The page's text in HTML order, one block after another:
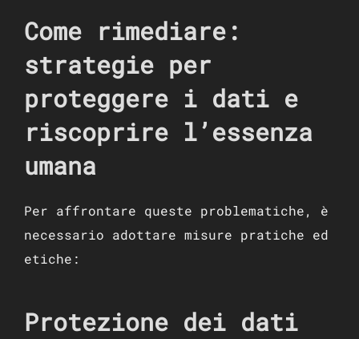
Come rimediare:
strategie per
proteggere i dati e
riscoprire l’essenza
umana
Per affrontare queste problematiche, è
necessario adottare misure pratiche ed
etiche:
Protezione dei dati